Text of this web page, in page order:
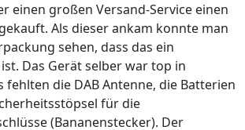
einen großen Versand-Service einen
Als dieser ankam konnte man
sehen, dass das ein
Das Gerät selber war top in
fehlten die DAB Antenne, die Batterien
für die
(Bananenstecker). Der